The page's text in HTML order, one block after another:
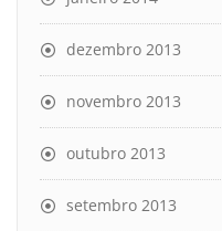
dezembro 2013
novembro 2013
outubro 2013
setembro 2013